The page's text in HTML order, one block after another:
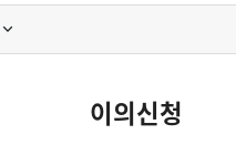
이의신청